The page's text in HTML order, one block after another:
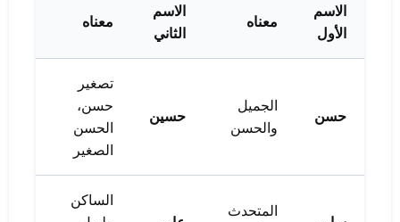
الاسم
الأول
معناه
الاسم
الثاني
معناه
حسن
الجميل
والحسن
حسين
تصغير
حسن،
الحسن
الصغير
المتحدث
الساكن